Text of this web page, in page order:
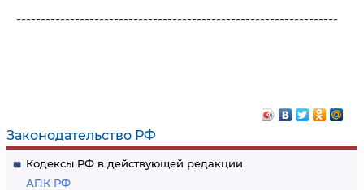
Законодательство РФ
Кодексы РФ в действующей редакции
АПК РФ
------------------------------------------------------------------